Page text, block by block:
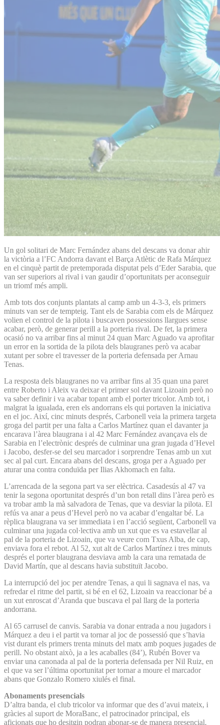
Un gol solitari de Marc Fernández abans del descans va donar ahir
la victòria a l’FC Andorra davant el Barça Atlètic de Rafa Márquez
en el cinquè partit de pretemporada disputat pels d’Eder Sarabia, que
van ser superiors al rival i van gaudir d’oportunitats per aconseguir
un triomf més ampli.
Amb tots dos conjunts plantats al camp amb un 4-3-3, els primers
minuts van ser de tempteig. Tant els de Sarabia com els de Márquez
volien el control de la pilota i buscaven possessions llargues sense
acabar, però, de generar perill a la porteria rival. De fet, la primera
ocasió no va arribar fins al minut 24 quan Marc Aguado va aprofitar
un error en la sortida de la pilota dels blaugranes però va acabar
xutant per sobre el travesser de la porteria defensada per Arnau
Tenas.
La resposta dels blaugranes no va arribar fins al 35 quan una paret
entre Roberto i Aleix va deixar el primer sol davant Lizoain però no
va saber definir i va acabar topant amb el porter tricolor. Amb tot, i
malgrat la igualada, eren els andorrans els qui portaven la iniciativa
en el joc. Així, cinc minuts després, Carbonell veia la primera targeta
groga del partit per una falta a Carlos Martínez quan el davanter ja
encarava l’àrea blaugrana i al 42 Marc Fernández avançava els de
Sarabia en l’electrònic després de culminar una gran jugada d’Hevel
i Jacobo, desfer-se del seu marcador i sorprendre Tenas amb un xut
sec al pal curt. Encara abans del descans, groga per a Aguado per
aturar una contra conduïda per Ilias Akhomach en falta.
L’arrencada de la segona part va ser elèctrica. Casadesús al 47 va
tenir la segona oportunitat després d’un bon retall dins l’àrea però es
va trobar amb la mà salvadora de Tenas, que va desviar la pilota. El
refús va anar a peus d’Hevel però no va acabar d’engaltar bé. La
rèplica blaugrana va ser immediata i en l’acció següent, Carbonell va
culminar una jugada col·lectiva amb un xut que es va estavellar al
pal de la porteria de Lizoain, que va veure com Txus Alba, de cap,
enviava fora el rebot. Al 52, xut alt de Carlos Martínez i tres minuts
després el porter blaugrana desviava amb la cara una rematada de
David Martín, que al descans havia substituït Jacobo.
La interrupció del joc per atendre Tenas, a qui li sagnava el nas, va
refredar el ritme del partit, si bé en el 62, Lizoain va reaccionar bé a
un xut enroscat d’Aranda que buscava el pal llarg de la porteria
andorrana.
Al 65 carrusel de canvis. Sarabia va donar entrada a nou jugadors i
Márquez a deu i el partit va tornar al joc de possessió que s’havia
vist durant els primers trenta minuts del matx amb poques jugades de
perill. No obstant això, ja a les acaballes (84’), Rubén Bover va
enviar una canonada al pal de la porteria defensada per Nil Ruiz, en
el que va ser l’última oportunitat per tornar a moure el marcador
abans que Gonzalo Romero xiulés el final.
Abonaments presencials
D’altra banda, el club tricolor va informar que des d’avui mateix, i
gràcies al suport de MoraBanc, el patrocinador principal, els
aficionats que ho desitgin podran abonar-se de manera presencial.